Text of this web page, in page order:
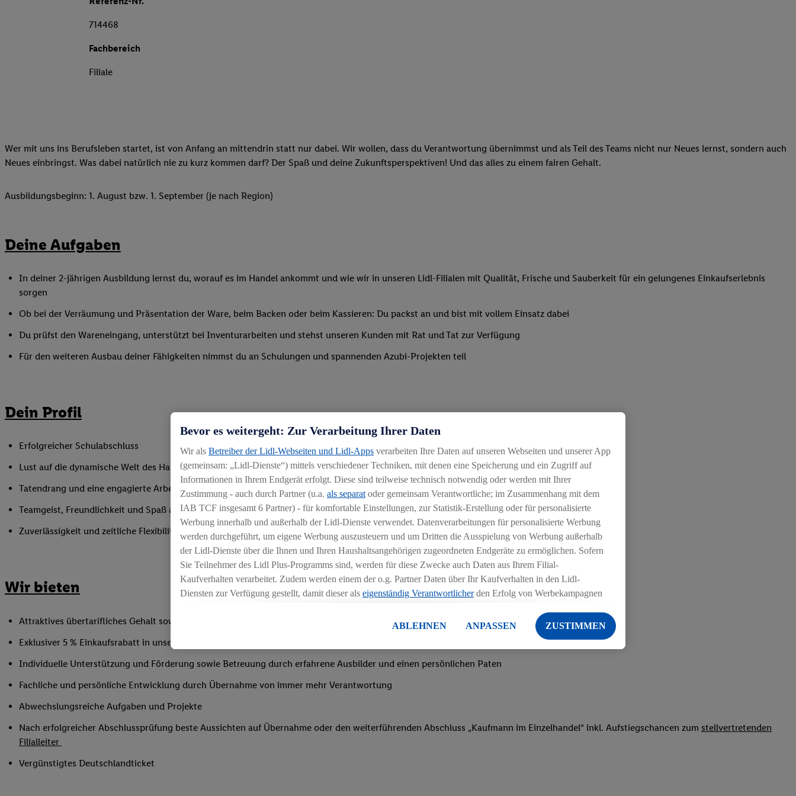
714468
Fachbereich
Filiale
Wer mit uns ins Berufsleben startet, ist von Anfang an mittendrin statt nur dabei. Wir wollen, dass du Verantwortung übernimmst und als Teil des Teams nicht nur Neues lernst, sondern auch
Neues einbringst. Was dabei natürlich nie zu kurz kommen darf? Der Spaß und deine Zukunftsperspektiven! Und das alles zu einem fairen Gehalt.
Ausbildungsbeginn: 1. August bzw. 1. September (je nach Region)
Deine Aufgaben
In deiner 2-jährigen Ausbildung lernst du, worauf es im Handel ankommt und wie wir in unseren Lidl-Filialen mit Qualität, Frische und Sauberkeit für ein gelungenes Einkaufserlebnis
sorgen
Ob bei der Verräumung und Präsentation der Ware, beim Backen oder beim Kassieren: Du packst an und bist mit vollem Einsatz dabei
Du prüfst den Wareneingang, unterstützt bei Inventurarbeiten und stehst unseren Kunden mit Rat und Tat zur Verfügung
Für den weiteren Ausbau deiner Fähigkeiten nimmst du an Schulungen und spannenden Azubi-Projekten teil
Dein Profil
Erfolgreicher Schulabschluss
Lust auf die dynamische Welt des Handels
Tatendrang und eine engagierte Arbeitsweise
Teamgeist, Freundlichkeit und Spaß am Umgang mit Menschen
Zuverlässigkeit und zeitliche Flexibilität innerhalb der Öffnungszeiten deiner Filiale
Wir bieten
Attraktives übertarifliches Gehalt sowie Urlaubs- und Weihnachtsgeld
Exklusiver 5 % Einkaufsrabatt in unseren Filialen
Individuelle Unterstützung und Förderung sowie Betreuung durch erfahrene Ausbilder und einen persönlichen Paten
Fachliche und persönliche Entwicklung durch Übernahme von immer mehr Verantwortung
Abwechslungsreiche Aufgaben und Projekte
Nach erfolgreicher Abschlussprüfung beste Aussichten auf Übernahme oder den weiterführenden Abschluss „Kaufmann im Einzelhandel“ inkl. Aufstiegschancen zum stellvertretenden
Filialleiter
Vergünstigtes Deutschlandticket
Bevor es weitergeht: Zur Verarbeitung Ihrer Daten
Wir als Betreiber der Lidl-Webseiten und Lidl-Apps verarbeiten Ihre Daten auf unseren Webseiten und unserer App
(gemeinsam: „Lidl-Dienste“) mittels verschiedener Techniken, mit denen eine Speicherung und ein Zugriff auf
Informationen in Ihrem Endgerät erfolgt. Diese sind teilweise technisch notwendig oder werden mit Ihrer
Zustimmung - auch durch Partner (u.a. als separat oder gemeinsam Verantwortliche; im Zusammenhang mit dem
IAB TCF insgesamt 6 Partner) - für komfortable Einstellungen, zur Statistik-Erstellung oder für personalisierte
Werbung innerhalb und außerhalb der Lidl-Dienste verwendet. Datenverarbeitungen für personalisierte Werbung
werden durchgeführt, um eigene Werbung auszusteuern und um Dritten die Ausspielung von Werbung außerhalb
der Lidl-Dienste über die Ihnen und Ihren Haushaltsangehörigen zugeordneten Endgeräte zu ermöglichen. Sofern
Sie Teilnehmer des Lidl Plus-Programms sind, werden für diese Zwecke auch Daten aus Ihrem Filial-
Kaufverhalten verarbeitet. Zudem werden einem der o.g. Partner Daten über Ihr Kaufverhalten in den Lidl-
Diensten zur Verfügung gestellt, damit dieser als eigenständig Verantwortlicherden Erfolg von Werbekampagnen
Die Erstellung personalisierter Werbung basiert auf der Generierung von auch mit Daten von anderen Diensten
angereicherten Profilen. Dies umfasst die Zusammenführung von Daten (z.B. über Ihre Nutzung der Lidl-Dienste,
Ihr Kaufverhalten in den Lidl-Diensten, Informationen aus Ihrem Kundenkonto - z.B. Alter oder Geschlecht -
sowie Ihre genauen Standortdaten) auch über verschiedene Endgeräte und Lidl-Dienste hinweg einschließlich dem
Speichern von und/ oder dem Zugriff auf Informationen auf Ihren Endgeräten zur Erstellung von Zielgruppen
(sogenannten Segmenten). Im Zusammenhang mit dem Ausspielen dieser Werbung erfolgen Verarbeitungen auch
zur Leistungs-/ Erfolgsmessung der Werbung, zur Zielgruppenforschung, zur Entwicklung von Angeboten sowie
zur technischen Sicherung und Optimierung dieser Werbeausspielungen.
Sofern Sie hier Ihre Zustimmung dazu erteilen und danach ein Lidl Plus-Konto erstellen bzw. sich in Ihr
ABLEHNEN ANPASSEN ZUSTIMMEN